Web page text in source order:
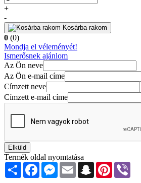
+
-
Kosárba rakom
0 (0)
Mondja el véleményét!
Ismerősnek ajánlom
Az Ön neve
Az Ön e-mail címe
Címzett neve
Címzett e-mail címe
Elküld
Termék oldal nyomtatása
Share FacebookMessenger
Email SnapchatPinterest